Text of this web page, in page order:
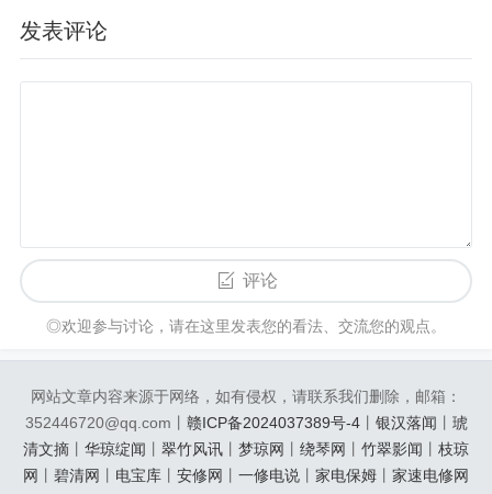
发表评论
评论
◎欢迎参与讨论，请在这里发表您的看法、交流您的观点。
网站文章内容来源于网络，如有侵权，请联系我们删除，邮箱：
352446720@qq.com丨 赣ICP备2024037389号-4丨 银汉落闻
琥
清文摘
华琼绽闻 翠竹风讯 梦琼网 绕琴网 竹翠影闻
枝琼
网
碧清网 电宝库 安修网 一修电说 家电保姆
家速电修网